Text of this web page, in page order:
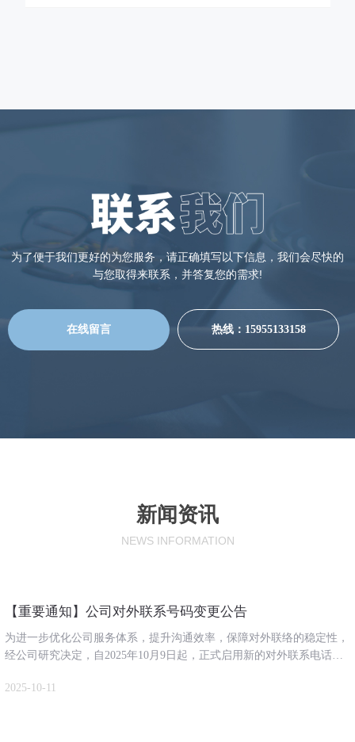
为了便于我们更好的为您服务，请正确填写以下信息，我们会尽快的
与您取得来联系，并答复您的需求!
在线留言 热线：15955133158
新闻资讯
NEWS INFORMATION
【重要通知】公司对外联系号码变更公告
为进一步优化公司服务体系，提升沟通效率，保障对外联络的稳定性，
经公司研究决定，自2025年10月9日起，正式启用新的对外联系电话号
旧号码停用信息:原对外联系电话【15955100888】，将于2025年11月1
2025-10-11